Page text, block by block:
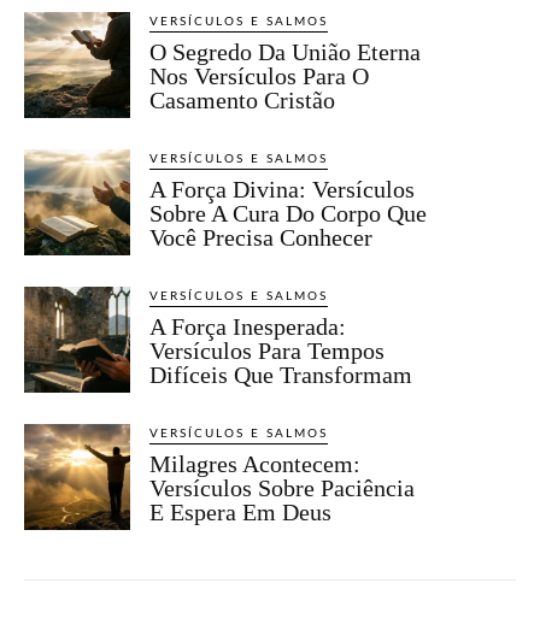
VERSÍCULOS E SALMOS
O Segredo Da União Eterna
Nos Versículos Para O
Casamento Cristão
VERSÍCULOS E SALMOS
A Força Divina: Versículos
Sobre A Cura Do Corpo Que
Você Precisa Conhecer
VERSÍCULOS E SALMOS
A Força Inesperada:
Versículos Para Tempos
Difíceis Que Transformam
VERSÍCULOS E SALMOS
Milagres Acontecem:
Versículos Sobre Paciência
E Espera Em Deus